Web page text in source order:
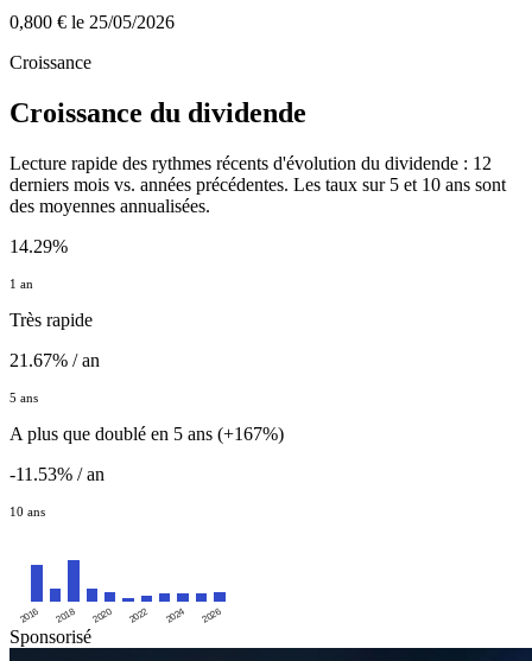
0,800 € le 25/05/2026
Croissance
Croissance du dividende
Lecture rapide des rythmes récents d'évolution du dividende : 12
derniers mois vs. années précédentes. Les taux sur 5 et 10 ans sont
des moyennes annualisées.
14.29%
1 an
Très rapide
21.67% / an
5 ans
A plus que doublé en 5 ans (+167%)
-11.53% / an
10 ans
2016 2018 2020 2022 2024 2026
Sponsorisé